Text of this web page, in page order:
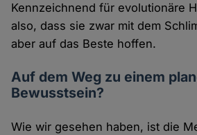
Kennzeichnend für evolutionäre
also, dass sie zwar mit dem
aber auf das Beste hoffen.
Auf dem Weg zu einem
Bewusstsein?
Wie wir gesehen haben, ist die